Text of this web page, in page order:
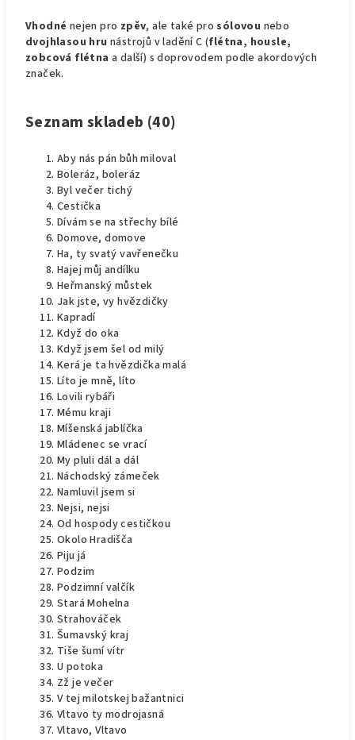
Vhodné nejen pro zpěv, ale také prosólovou nebo
dvojhlasou hru nástrojů v ladění C (flétna, housle,
zobcová flétna a další) s doprovodem podle akordových
značek.
Seznam skladeb (40)
Aby nás pán bůh miloval
Boleráz, boleráz
Byl večer tichý
Cestička
Dívám se na střechy bílé
Domove, domove
Ha, ty svatý vavřenečku
Hajej můj andílku
Heřmanský můstek
Jak jste, vy hvězdičky
Kapradí
Když do oka
Když jsem šel od milý
Kerá je ta hvězdička malá
Líto je mně, líto
Lovili rybáři
Mému kraji
Míšenská jablíčka
Mládenec se vrací
My pluli dál a dál
Náchodský zámeček
Namluvil jsem si
Nejsi, nejsi
Od hospody cestičkou
Okolo Hradišča
Piju já
Podzim
Podzimní valčík
Stará Mohelna
Strahováček
Šumavský kraj
Tiše šumí vítr
U potoka
Zž je večer
V tej milotskej bažantnici
Vltavo ty modrojasná
Vltavo, Vltavo